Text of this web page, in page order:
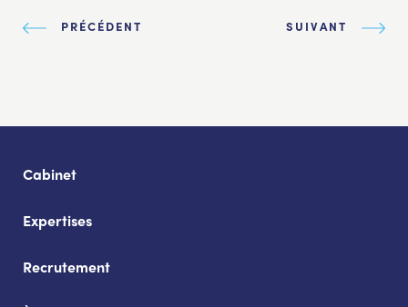
PRÉCÉDENT SUIVANT
Cabinet
Expertises
Recrutement